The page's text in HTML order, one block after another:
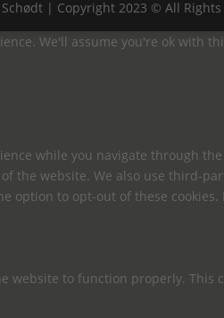
| Copyright 2023 © All Rights
We'll assume you're ok with
while you navigate through
the website. We also use third-
option to opt-out of these
website to function properly.